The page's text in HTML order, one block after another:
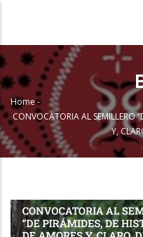
main
content
Breadcrumb
Home -
CONVOCATORIA AL SEMILLERO
Y,